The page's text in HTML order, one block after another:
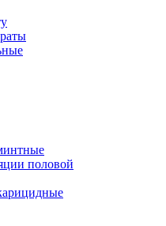
половой